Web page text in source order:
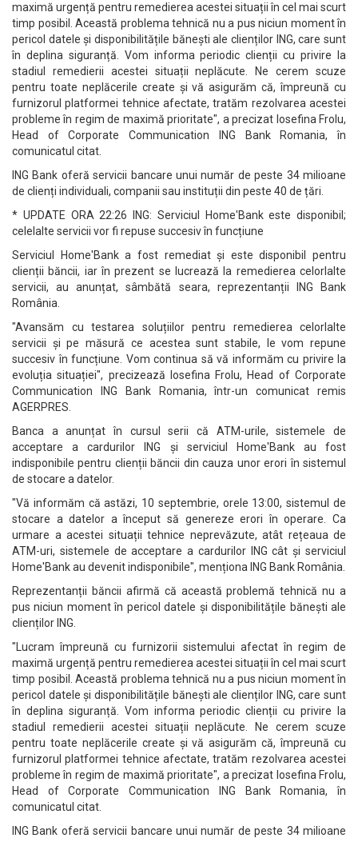
maximă urgență pentru remedierea acestei situații în cel mai scurt
timp posibil. Această problema tehnică nu a pus niciun moment în
pericol datele și disponibilitățile bănești ale clienților ING, care sunt
în deplina siguranță. Vom informa periodic clienții cu privire la
stadiul remedierii acestei situații neplăcute. Ne cerem scuze
pentru toate neplăcerile create și vă asigurăm că, împreună cu
furnizorul platformei tehnice afectate, tratăm rezolvarea acestei
probleme în regim de maximă prioritate", a precizat Iosefina Frolu,
Head of Corporate Communication ING Bank Romania, în
comunicatul citat.
ING Bank oferă servicii bancare unui număr de peste 34 milioane
de clienți individuali, companii sau instituții din peste 40 de țări.
* UPDATE ORA 22:26 ING: Serviciul Home'Bank este disponibil;
celelalte servicii vor fi repuse succesiv în funcțiune
Serviciul Home'Bank a fost remediat și este disponibil pentru
clienții băncii, iar în prezent se lucrează la remedierea celorlalte
servicii, au anunțat, sâmbătă seara, reprezentanții ING Bank
România.
"Avansăm cu testarea soluțiilor pentru remedierea celorlalte
servicii și pe măsură ce acestea sunt stabile, le vom repune
succesiv în funcțiune. Vom continua să vă informăm cu privire la
evoluția situației", precizează Iosefina Frolu, Head of Corporate
Communication ING Bank Romania, într-un comunicat remis
AGERPRES.
Banca a anunțat în cursul serii că ATM-urile, sistemele de
acceptare a cardurilor ING și serviciul Home'Bank au fost
indisponibile pentru clienții băncii din cauza unor erori în sistemul
de stocare a datelor.
"Vă informăm că astăzi, 10 septembrie, orele 13:00, sistemul de
stocare a datelor a început să genereze erori în operare. Ca
urmare a acestei situații tehnice neprevăzute, atât rețeaua de
ATM-uri, sistemele de acceptare a cardurilor ING cât și serviciul
Home'Bank au devenit indisponibile", menționa ING Bank România.
Reprezentanții băncii afirmă că această problemă tehnică nu a
pus niciun moment în pericol datele și disponibilitățile bănești ale
clienților ING.
"Lucram împreună cu furnizorii sistemului afectat în regim de
maximă urgență pentru remedierea acestei situații în cel mai scurt
timp posibil. Această problema tehnică nu a pus niciun moment în
pericol datele și disponibilitățile bănești ale clienților ING, care sunt
în deplina siguranță. Vom informa periodic clienții cu privire la
stadiul remedierii acestei situații neplăcute. Ne cerem scuze
pentru toate neplăcerile create și vă asigurăm că, împreună cu
furnizorul platformei tehnice afectate, tratăm rezolvarea acestei
probleme în regim de maximă prioritate", a precizat Iosefina Frolu,
Head of Corporate Communication ING Bank Romania, în
comunicatul citat.
ING Bank oferă servicii bancare unui număr de peste 34 milioane